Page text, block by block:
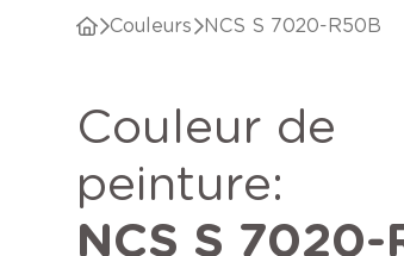
Couleurs NCS S 7020-R50B
Couleur de
peinture:
NCS S 7020-